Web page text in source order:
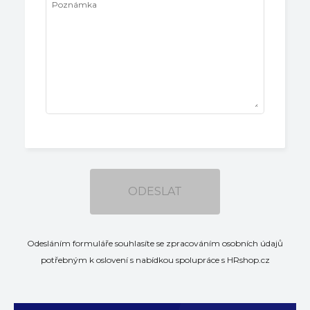
Poznámka
ODESLAT
Odesláním formuláře souhlasíte se zpracováním osobních údajů
potřebným k oslovení s nabídkou spolupráce s HRshop.cz